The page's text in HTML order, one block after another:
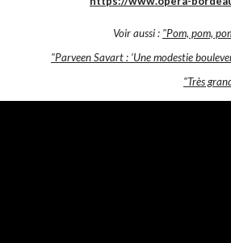
Voir aussi : "Pom, pom,
"Parveen Savart : ‘Une modestie
"Très